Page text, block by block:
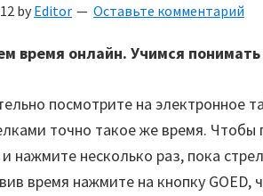
by Editor Оставьте комментарий
время онлайн. Учимся
посмотрите на электронное
точно такое же время. Чтобы
и нажмите несколько раз, пока
время нажмите на кнопку